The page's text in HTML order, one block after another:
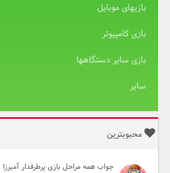
بازیهای موبایل
بازی کامپیوتر
بازی سایر دستگاهها
سایر
محبوبترین
جواب همه مراحل بازی پرطرفدار آمیرزا